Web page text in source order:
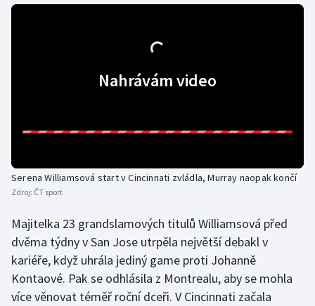
Rychlostní kanoistika
Stolní tenis
Triatlon
Veslování
Vodní slalom
Nahrávám video
Serena Williamsová start v Cincinnati zvládla, Murray naopak končí
Zdroj: ČT sport
Majitelka 23 grandslamových titulů Williamsová před
dvěma týdny v San Jose utrpěla největší debakl v
kariéře, když uhrála jediný game proti Johanně
Kontaové. Pak se odhlásila z Montrealu, aby se mohla
více věnovat téměř roční dceři. V Cincinnati začala